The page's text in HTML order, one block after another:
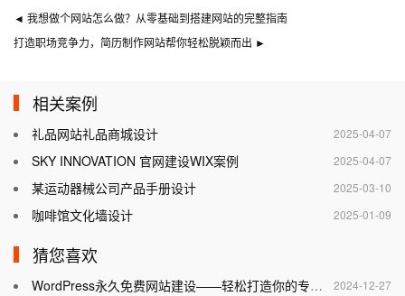
◄ 我想做个网站怎么做？从零基础到搭建网站的完整指南
打造职场竞争力，简历制作网站帮你轻松脱颖而出 ►
相关案例
2025-04-07
礼品网站礼品商城设计
2025-04-07
SKY INNOVATION 官网建设WIX案例
2025-03-10
某运动器械公司产品手册设计
2025-01-09
咖啡馆文化墙设计
猜您喜欢
2024-12-27
WordPress永久免费网站建设——轻松打造你的专属网站